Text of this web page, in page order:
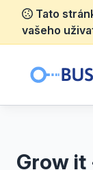
Tato
vašeho
Grow it